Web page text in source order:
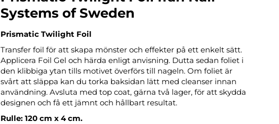
Systems of Sweden
Prismatic Twilight Foil
Transfer foil för att skapa mönster och effekter på ett enkelt sätt.
Applicera Foil Gel och härda enligt anvisning. Dutta sedan foliet i
den klibbiga ytan tills motivet överförs till nageln. Om foliet är
svårt att släppa kan du torka baksidan lätt med cleanser innan
användning. Avsluta med top coat, gärna två lager, för att skydda
designen och få ett jämnt och hållbart resultat.
Rulle: 120 cm x 4 cm.